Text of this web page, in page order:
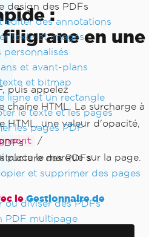
design des PDFs
éditer des annotations
texte et images
personnalisés
et avant-plans
et bitmap
ligne et un rectangle
le texte et les pages
les pages PDF
des PDFs
et supprimer des pages
ou diviser des PDFs
PDF multipage
:
en une
puis appelez
chaîne HTML. La surcharge à
HTML, une valeur d'opacité,
/
place le marque sur la page.
leGestionnaire de